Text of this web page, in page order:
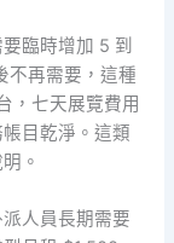
臨時增加 5 到
不再需要，這種
，七天展覽費用
目乾淨。這類
。
派人員長期需要